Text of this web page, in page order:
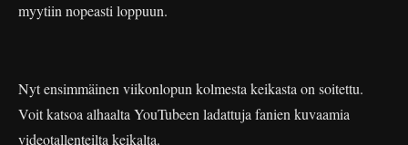
myytiin nopeasti loppuun.
Nyt ensimmäinen viikonlopun kolmesta keikasta on soitettu.
Voit katsoa alhaalta YouTubeen ladattuja fanien kuvaamia
videotallenteilta keikalta.